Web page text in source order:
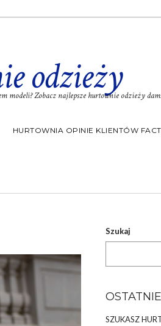
odzieży
modeli? Zobacz najlepsze hurtownie odzieży
HURTOWNIA OPINIE KLIENTÓW
Szukaj
SZUKASZ